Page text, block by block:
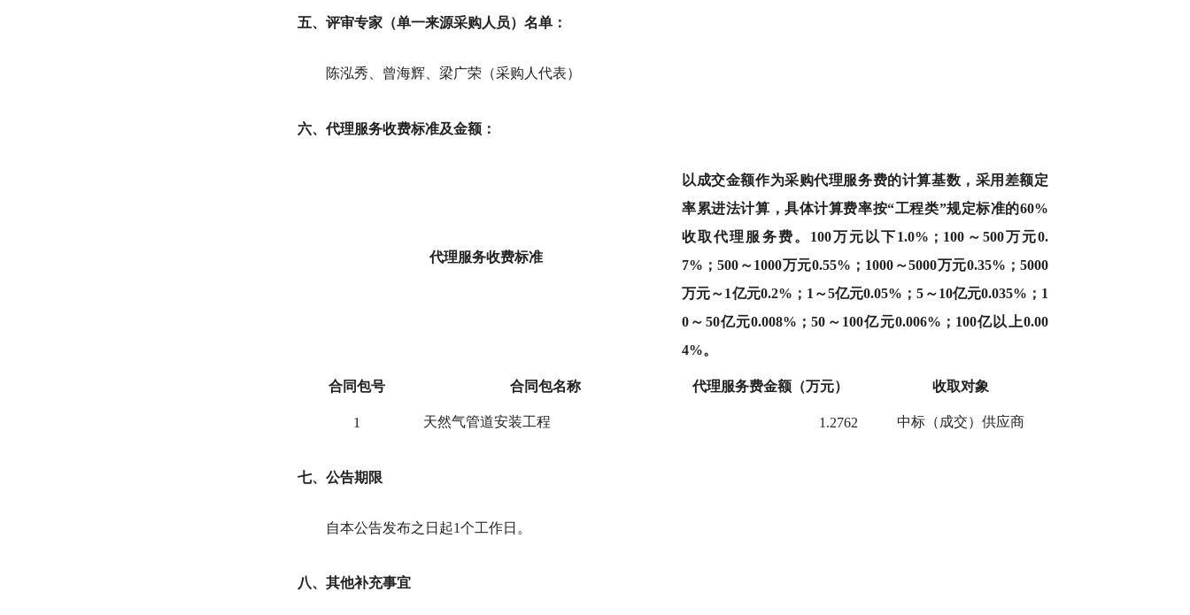
五、评审专家（单一来源采购人员）名单：
陈泓秀 曾海辉 梁广荣（采购人代表）
六、代理服务收费标准及金额：
代理服务收费标准
以成交金额作为采购代理服务费的计算基数，采用差额定
率累进法计算，具体计算费率按“工程类”规定标准的60%
收取代理服务费。100万元以下1.0%；100～500万元0.
7%；500～1000万元0.55%；1000～5000万元0.35%；5000
万元～1亿元0.2%；1～5亿元0.05%；5～10亿元0.035%；1
0～50亿元0.008%；50～100亿元0.006%；100亿以上0.00
4%。
合同包号 合同包名称 代理服务费金额（万元） 收取对象
1 天然气管道安装工程 1.2762 中标（成交）供应商
七、公告期限
自本公告发布之日起1个工作日。
八、其他补充事宜